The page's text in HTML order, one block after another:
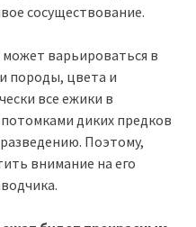
сосуществование.
варьироваться в
породы, цвета и
все ежики в
диких предков
Поэтому,
внимание на его